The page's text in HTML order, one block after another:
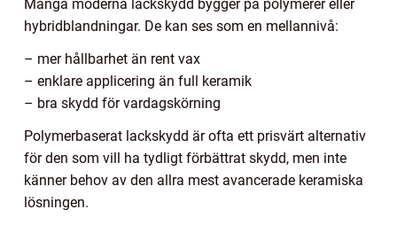
Många moderna lackskydd bygger på polymerer eller
hybridblandningar. De kan ses som en mellannivå:
– mer hållbarhet än rent vax
– enklare applicering än full keramik
– bra skydd för vardagskörning
Polymerbaserat lackskydd är ofta ett prisvärt alternativ
för den som vill ha tydligt förbättrat skydd, men inte
känner behov av den allra mest avancerade keramiska
lösningen.